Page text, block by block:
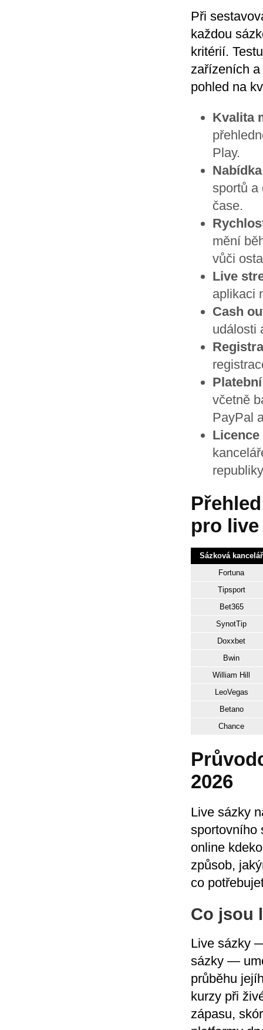
Při
každou
kritérií.
zařízeních
pohled na
Kvalita
Play.
sportů a
čase.
mění
vůči
Live
aplikaci
Cash
události
včetně
PayPal
Licence
pro live
Sázková kancelář
Fortuna
Tipsport
Bet365
SynotTip
Doxxbet
Bwin
William Hill
LeoVegas
Betano
Chance
2026
Live sázky
sportovního
online
způsob,
co
Co jsou
Live sázky
sázky —
průběhu
kurzy při
zápasu,